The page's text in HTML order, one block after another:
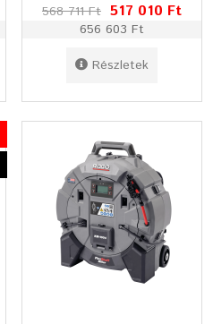
568 711 Ft 517 010 Ft
656 603 Ft
Részletek